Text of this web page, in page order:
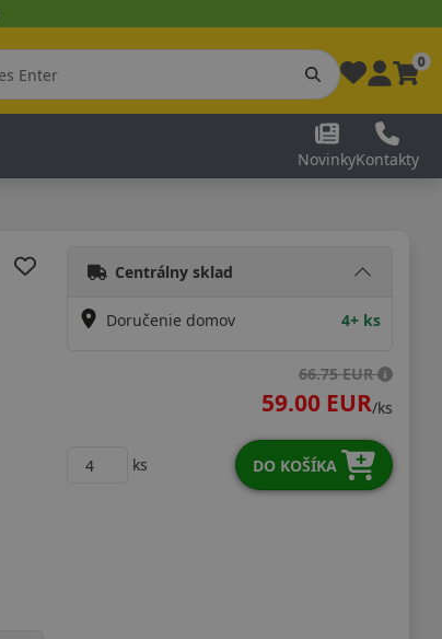
0
NovinkyKontakty
Centrálny sklad
Doručenie domov 4+ ks
66.75 EUR
59.00 EUR/ks
ks DO KOŠÍKA